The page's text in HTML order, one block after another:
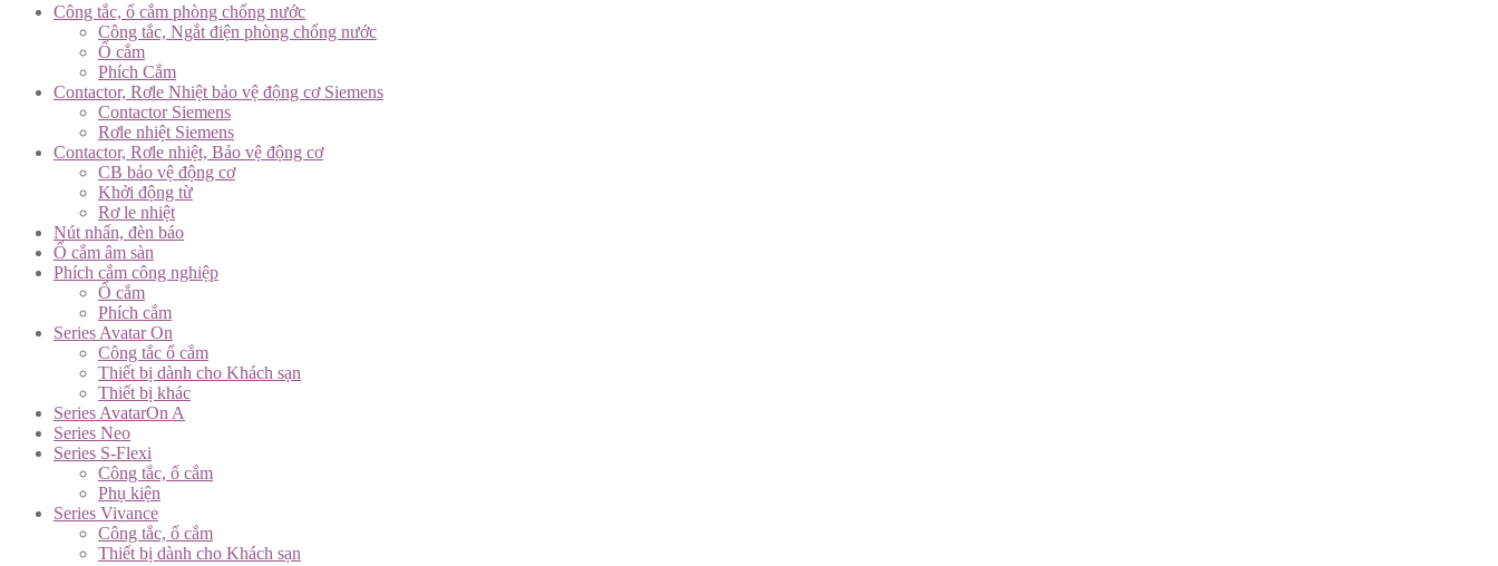
Công tắc, ổ cắm phòng chống nước
Công tắc, Ngắt điện phòng chống nước
Ổ cắm
Phích Cắm
Contactor, Rơle Nhiệt bảo vệ động cơ Siemens
Contactor Siemens
Rơle nhiệt Siemens
Contactor, Rơle nhiệt, Bảo vệ động cơ
CB bảo vệ động cơ
Khởi động từ
Rơ le nhiệt
Nút nhấn, đèn báo
Ổ cắm âm sàn
Phích cắm công nghiệp
Ổ cắm
Phích cắm
Series Avatar On
Công tắc ổ cắm
Thiết bị dành cho Khách sạn
Thiết bị khác
Series AvatarOn A
Series Neo
Series S-Flexi
Công tắc, ổ cắm
Phụ kiện
Series Vivance
Công tắc, ổ cắm
Thiết bị dành cho Khách sạn